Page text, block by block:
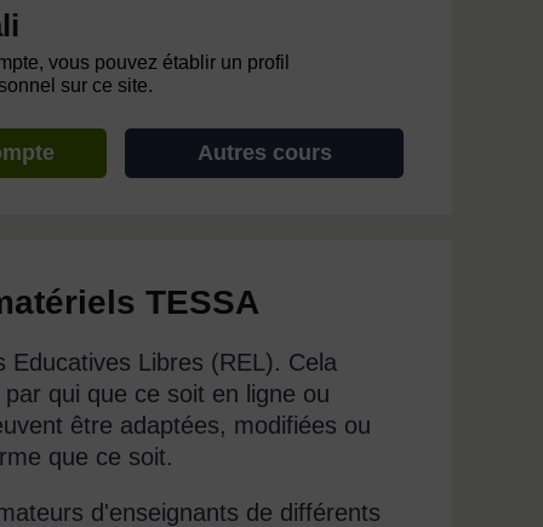
vous pouvez établir un profil
sur ce site.
Autres cours
TESSA
Educatives Libres (REL). Cela
qui que ce soit en ligne ou
être adaptées, modifiées ou
que ce soit.
d'enseignants de différents